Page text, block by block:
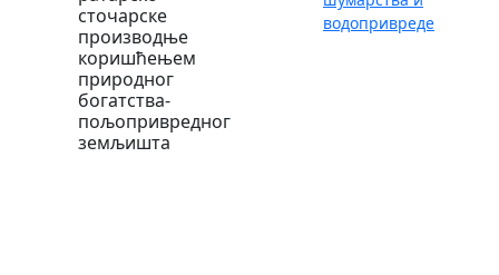
сточарске
производње
коришћењем
природног
богатства-
пољопривредног
земљишта
водопривреде